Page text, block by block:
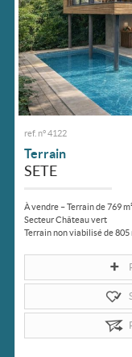
ref. n° 4122
Terrain
SETE
À vendre – Terrain de 769
Secteur Château vert
Terrain non viabilisé de 805